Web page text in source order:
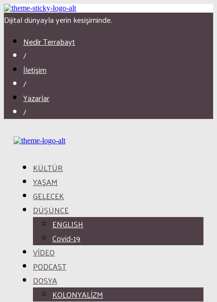
Dijital dünyayla yerin kesişiminde.
Nedir Terrabayt
/
İletişim
/
Yazarlar
/
KÜLTÜR
YAŞAM
GELECEK
DÜŞÜNCE
ENGLISH
Covid-19
VİDEO
PODCAST
DOSYA
KOLONYALİZM